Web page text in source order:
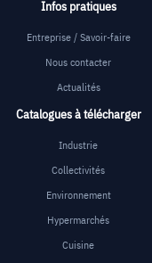
Infos pratiques
Entreprise / Savoir-faire
Nous contacter
Actualités
Catalogues à télécharger
Industrie
Collectivités
Environnement
Hypermarchés
Cuisine